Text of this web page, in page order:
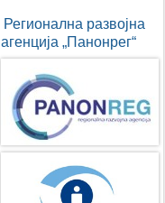
Регионална развојна
агенција „Панонрег“